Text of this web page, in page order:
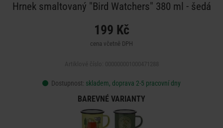
Hrnek smaltovaný "Bird Watchers" 380 ml - šedá
199 Kč
cena včetně DPH
Dostupnost: skladem, doprava 2-5 pracovní dny
BAREVNÉ VARIANTY